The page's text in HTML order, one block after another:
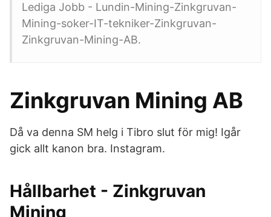
Lediga Jobb - Lundin-Mining-Zinkgruvan-
Mining-soker-IT-tekniker-Zinkgruvan-
Zinkgruvan-Mining-AB.
Zinkgruvan Mining AB
Då va denna SM helg i Tibro slut för mig! Igår
gick allt kanon bra. Instagram.
Hållbarhet - Zinkgruvan
Mining